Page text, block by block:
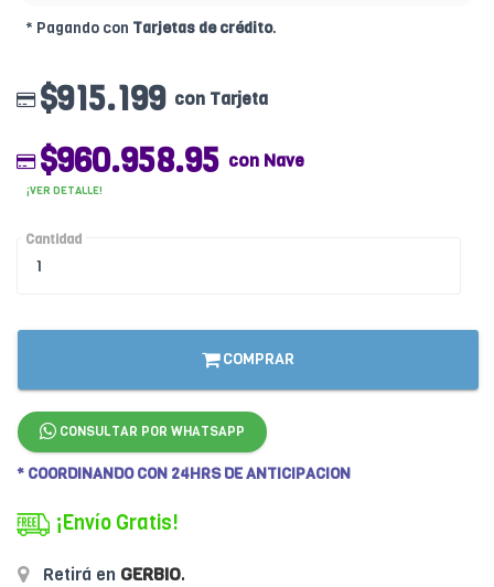
* Pagando con Tarjetas de crédito.
$915.199 con Tarjeta
$960.958.95 con Nave
¡VER DETALLE!
Cantidad
COMPRAR
CONSULTAR POR WHATSAPP
* COORDINANDO CON 24HRS DE ANTICIPACION
¡Envío Gratis!
Retirá en GERBIO.